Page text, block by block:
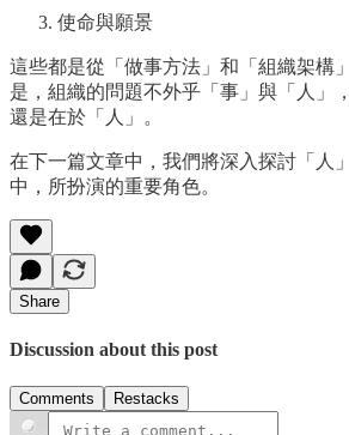
使命與願景
這些都是從「做事方法」和「組織架構
是，組織的問題不外乎「事」與「人」
還是在於「人」。
在下一篇文章中，我們將深入探討「人
中，所扮演的重要角色。
Share
Discussion about this post
Comments Restacks